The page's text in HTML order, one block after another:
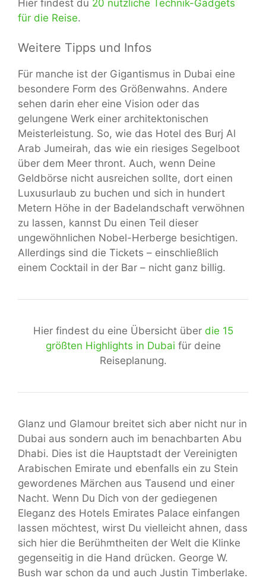
Hier findest du 20 nützliche Technik-Gadgets
für die Reise.
Weitere Tipps und Infos
Für manche ist der Gigantismus in Dubai eine
besondere Form des Größenwahns. Andere
sehen darin eher eine Vision oder das
gelungene Werk einer architektonischen
Meisterleistung. So, wie das Hotel des Burj Al
Arab Jumeirah, das wie ein riesiges Segelboot
über dem Meer thront. Auch, wenn Deine
Geldbörse nicht ausreichen sollte, dort einen
Luxusurlaub zu buchen und sich in hundert
Metern Höhe in der Badelandschaft verwöhnen
zu lassen, kannst Du einen Teil dieser
ungewöhnlichen Nobel-Herberge besichtigen.
Allerdings sind die Tickets – einschließlich
einem Cocktail in der Bar – nicht ganz billig.
Hier findest du eine Übersicht über die 15
größten Highlights in Dubai für deine
Reiseplanung.
Glanz und Glamour breitet sich aber nicht nur in
Dubai aus sondern auch im benachbarten Abu
Dhabi. Dies ist die Hauptstadt der Vereinigten
Arabischen Emirate und ebenfalls ein zu Stein
gewordenes Märchen aus Tausend und einer
Nacht. Wenn Du Dich von der gediegenen
Eleganz des Hotels Emirates Palace einfangen
lassen möchtest, wirst Du vielleicht ahnen, dass
sich hier die Berühmtheiten der Welt die Klinke
gegenseitig in die Hand drücken. George W.
Bush war schon da und auch Justin Timberlake.